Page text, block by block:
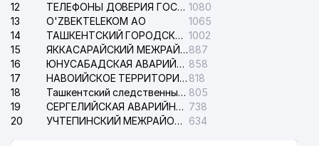
12
ТЕЛЕФОНЫ ДОВЕРИЯ ГОСУДАРСТВЕННОГО ЦЕНТРА ТЕСТИРОВАНИЯ 1080
13
O'ZBEKTELEKOM АО
1065
14
ТАШКЕНТСКИЙ ГОРОДСКОЙ СУД ПО ГРАЖДАНСКИМ ДЕЛАМ 1002
15
ЯККАСАРАЙСКИЙ МЕЖРАЙОННЫЙ СУД ПО ГРАЖДАНСКИМ ДЕЛАМ887
16
ЮНУСАБАДСКАЯ АВАРИЙНАЯ СЛУЖБА ЭЛЕКТРОСЕТИ 858
17
НАВОИЙСКОЕ ТЕРРИТОРИАЛЬНОЕ ПРЕДПРИЯТИЕ ЭЛЕКТРОСЕТИ АО 818
18
Ташкентский следственный изолятор 805
19
СЕРГЕЛИЙСКАЯ АВАРИЙНАЯ СЛУЖБА ЭЛЕКТРОСЕТИ 738
20
УЧТЕПИНСКИЙ МЕЖРАЙОННЫЙ СУД ПО ГРАЖДАНСКИМ ДЕЛАМ 634